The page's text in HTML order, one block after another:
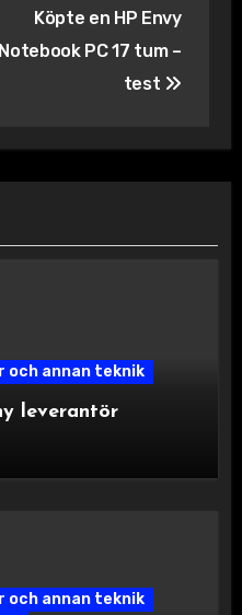
Köpte en HP Envy
Notebook PC 17 tum –
test
och annan teknik
leverantör
och annan teknik